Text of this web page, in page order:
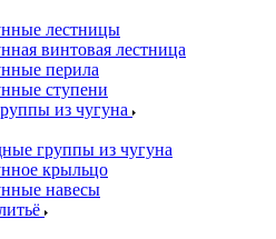
лестницы
винтовая лестница
перила
ступени
из чугуна
группы из чугуна
крыльцо
навесы